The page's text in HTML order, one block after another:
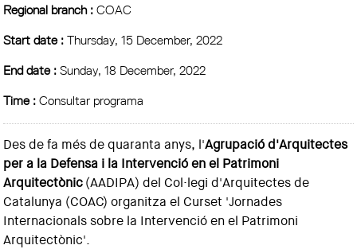
Regional branch :COAC
Start date :Thursday, 15 December, 2022
End date :Sunday, 18 December, 2022
Time :Consultar programa
Des de fa més de quaranta anys, l'Agrupació d'Arquitectes
per a la Defensa i la Intervenció en el Patrimoni
Arquitectònic(AADIPA) del Col·legi d'Arquitectes de
Catalunya (COAC) organitza el Curset 'Jornades
Internacionals sobre la Intervenció en el Patrimoni
Arquitectònic'.